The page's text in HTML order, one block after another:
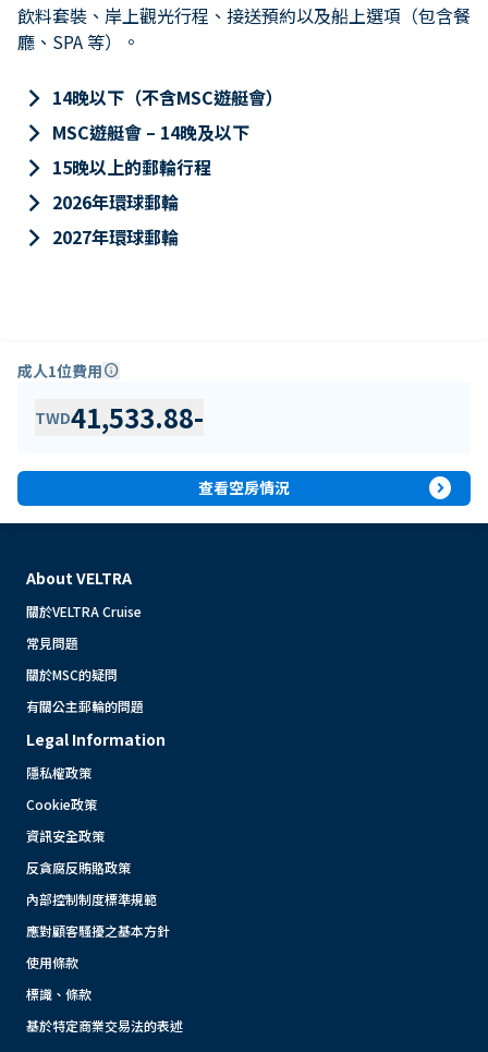
飲料套裝、岸上觀光行程、接送預約以及船上選項（包含餐
廳、SPA 等）。
keyboard_arrow_right 14晚以下（不含MSC遊艇會）
keyboard_arrow_right MSC遊艇會 – 14晚及以下
keyboard_arrow_right 15晚以上的郵輪行程
keyboard_arrow_right 2026年環球郵輪
keyboard_arrow_right 2027年環球郵輪
成人1位費用info
TWD41,533.88-
查看空房情況 expand_circle_right
About VELTRA
關於VELTRA Cruise
常見問題
關於MSC的疑問
有關公主郵輪的問題
Legal Information
隱私權政策
Cookie政策
資訊安全政策
反貪腐反賄賂政策
內部控制制度標準規範
應對顧客騷擾之基本方針
使用條款
標識、條款
基於特定商業交易法的表述